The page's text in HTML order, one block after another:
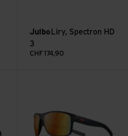
Julbo Liry, Spectron HD
3
CHF 174,90